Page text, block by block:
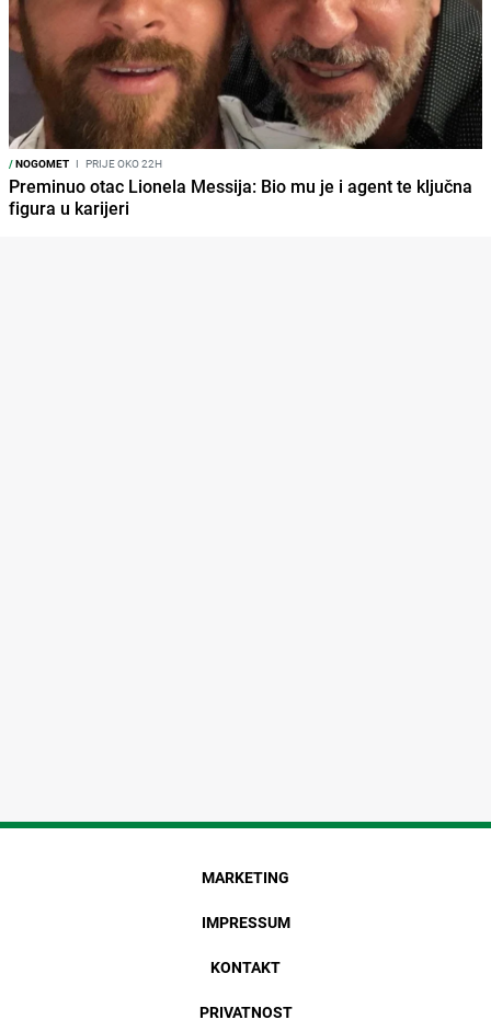
/NOGOMET I PRIJE OKO 22H
Preminuo otac Lionela Messija: Bio mu je i agent te ključna
figura u karijeri
MARKETING
IMPRESSUM
KONTAKT
PRIVATNOST